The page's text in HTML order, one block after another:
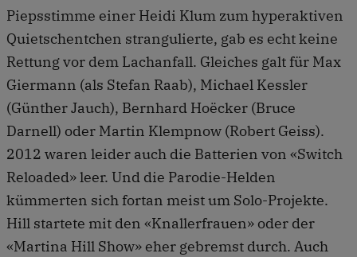
Piepsstimme einer Heidi Klum zum hyperaktiven
Quietschentchen strangulierte, gab es echt keine
Rettung vor dem Lachanfall. Gleiches galt für Max
Giermann (als Stefan Raab), Michael Kessler
(Günther Jauch), Bernhard Hoëcker (Bruce
Darnell) oder Martin Klempnow (Robert Geiss).
2012 waren leider auch die Batterien von «Switch
Reloaded» leer. Und die Parodie-Helden
kümmerten sich fortan meist um Solo-Projekte.
Hill startete mit den «Knallerfrauen» oder der
«Martina Hill Show» eher gebremst durch. Auch